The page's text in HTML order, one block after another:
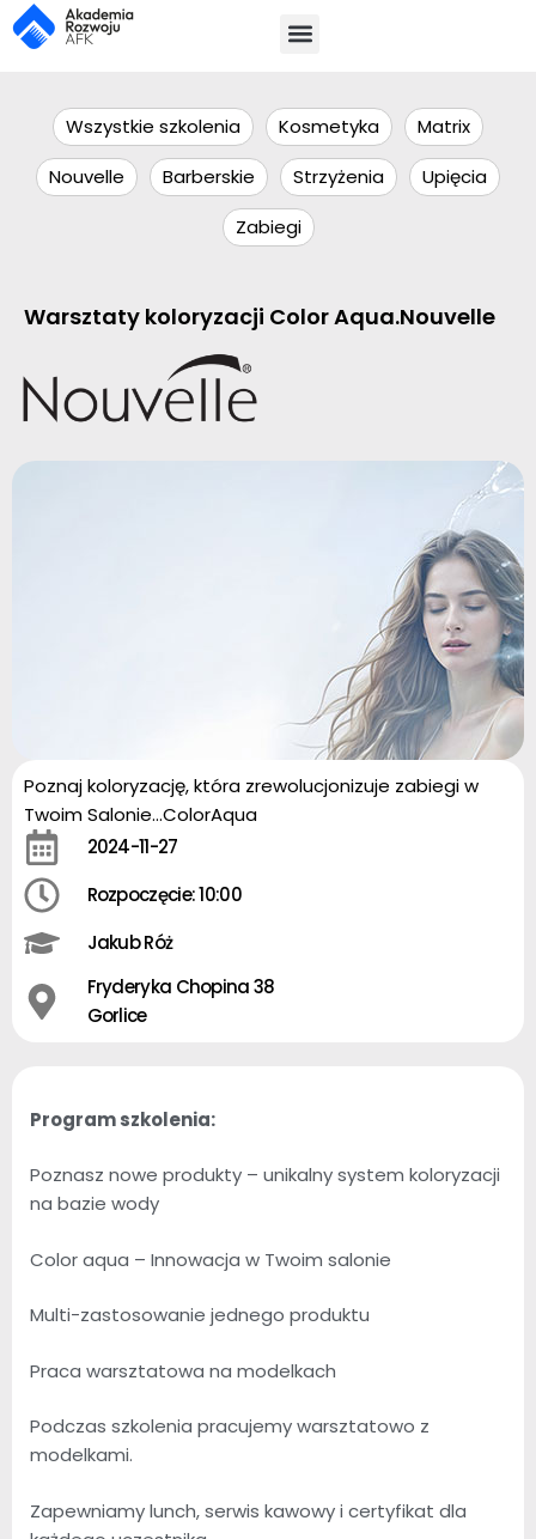
Wszystkie szkolenia Kosmetyka
Matrix
Nouvelle
Barberskie Strzyżenia
Upięcia
Zabiegi
Warsztaty koloryzacji Color Aqua.Nouvelle
Poznaj koloryzację, która zrewolucjonizuje zabiegi w
Twoim Salonie…ColorAqua
2024-11-27
Rozpoczęcie: 10:00
Jakub Róż
Fryderyka Chopina 38
Gorlice
Program szkolenia:
Poznasz nowe produkty – unikalny system koloryzacji
na bazie wody
Color aqua – Innowacja w Twoim salonie
Multi-zastosowanie jednego produktu
Praca warsztatowa na modelkach
Podczas szkolenia pracujemy warsztatowo z
modelkami.
Zapewniamy lunch, serwis kawowy i certyfikat dla